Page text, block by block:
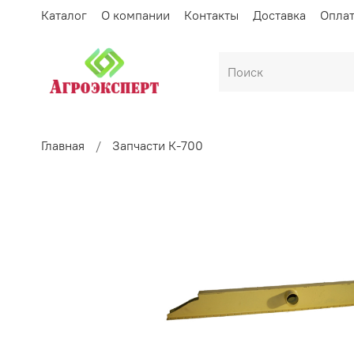
Каталог О компании Контакты Доставка
Главная Запчасти К-700